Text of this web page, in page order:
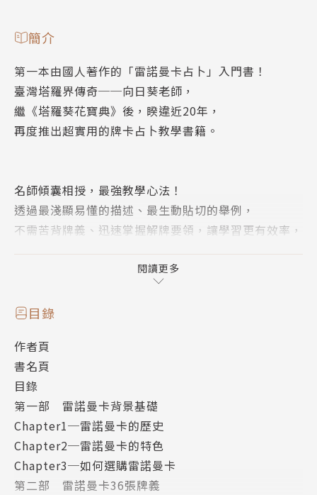
簡介
第一本由國人著作的「雷諾曼卡占卜」入門書！
臺灣塔羅界傳奇──向日葵老師，
繼《塔羅葵花寶典》後，睽違近20年，
再度推出超實用的牌卡占卜教學書籍。
名師傾囊相授，最強教學心法！
透過最淺顯易懂的描述、最生動貼切的舉例，
不需苦背牌義、迅速掌握解牌要領，讓學習更有效率，
【什麼是雷諾曼卡？】
「雷諾曼卡」是繼塔羅牌以來的新興占卜牌卡，
以法國史上最有名的女預言家雷諾曼命名。
雷諾曼卡的真正起源，
其實是一位德國黃銅廠商人約翰．卡斯珀．赫克特爾
所創作的一款叫「希望遊戲」的桌遊，
這款桌遊的德國原名為Das Spiel der Hoffnung，約
在1799年出版。
閱讀更多
目錄
作者頁
書名頁
目錄
第一部 雷諾曼卡背景基礎
Chapter1─雷諾曼卡的歷史
Chapter2─雷諾曼卡的特色
Chapter3─如何選購雷諾曼卡
第二部 雷諾曼卡36張牌義